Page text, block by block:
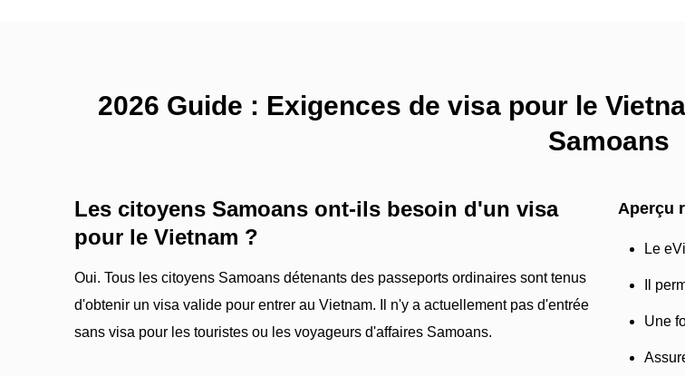
2026 Guide : Exigences de visa pour le
Samoans
Les citoyens Samoans ont-ils besoin d'un visa
pour le Vietnam ?
Oui. Tous les citoyens Samoans détenants des passeports ordinaires sont tenus
d'obtenir un visa valide pour entrer au Vietnam. Il n'y a actuellement pas d'entrée
sans visa pour les touristes ou les voyageurs d'affaires Samoans.
Aperçu
Le
Il
Une